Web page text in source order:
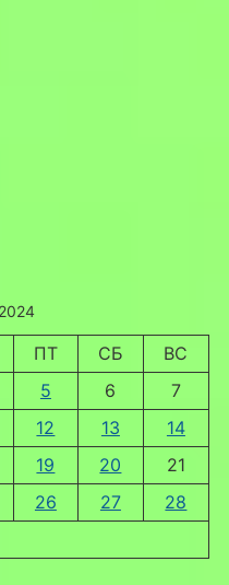
ПТ СБ
ВС
5 6
7
12 13
14
19 20
21
26 27
28